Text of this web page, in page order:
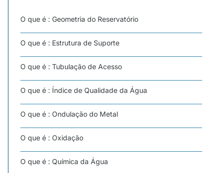
O que é : Geometria do Reservatório
O que é : Estrutura de Suporte
O que é : Tubulação de Acesso
O que é : Índice de Qualidade da Água
O que é : Ondulação do Metal
O que é : Oxidação
O que é : Química da Água